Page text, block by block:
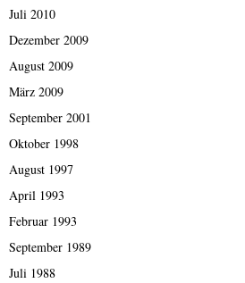
Juli 2010
Dezember 2009
August 2009
März 2009
September 2001
Oktober 1998
August 1997
April 1993
Februar 1993
September 1989
Juli 1988